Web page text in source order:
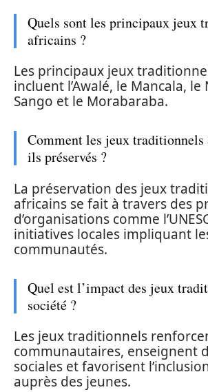
Quels sont les principaux jeux
africains ?
Les principaux jeux
incluent l’Awalé, le Mancala, le
Sango et le Morabaraba.
Comment les jeux
ils préservés ?
La préservation des jeux
africains se fait à travers des
d’organisations comme
initiatives locales impliquant
communautés.
Quel est l’impact des jeux
société ?
Les jeux traditionnels
communautaires, enseignent
sociales et favorisent
auprès des jeunes.